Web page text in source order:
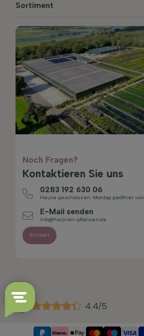
Sortiment
Noch Fragen?
Kontaktieren Sie uns
0283 192 630 06
Heute geschlossen. Montag geöffnet
E-Mail senden
info@heijnen-pflanzen.de
Kontakt
4.4/5